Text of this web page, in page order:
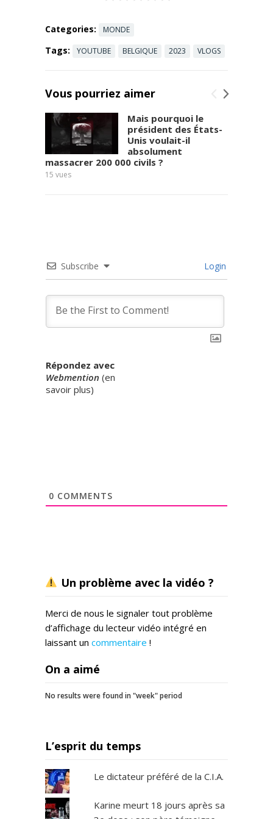
Categories: MONDE
Tags: YOUTUBE BELGIQUE 2023 VLOGS
Vous pourriez aimer
Mais pourquoi le
président des États-
Unis voulait-il
absolument
massacrer 200 000 civils ?
15 vues
Subscribe Login
Répondez avec
Webmention (en
savoir plus)
0 COMMENTS
Un problème avec la vidéo ?
Merci de nous le signaler tout problème
d’affichage du lecteur vidéo intégré en
laissant un commentaire !
On a aimé
No results were found in "week" period
L’esprit du temps
Le dictateur préféré de la C.I.A.
Karine meurt 18 jours après sa